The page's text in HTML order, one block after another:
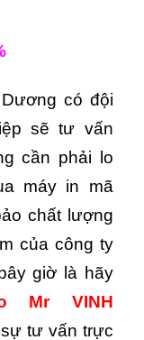
có đội
sẽ tư vấn
cần phải lo
máy in mã
chất lượng
của công ty
giờ là hãy
Mr VINH
tư vấn trực